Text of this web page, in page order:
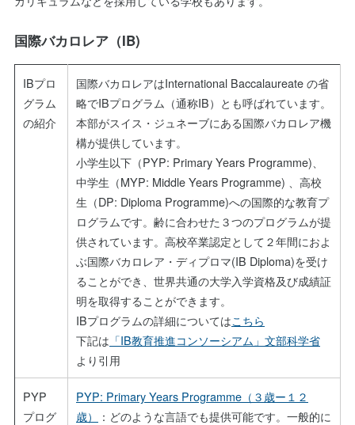
国際バカロレア（IB)
IBプロ
グラム
の紹介
国際バカロレアはInternational Baccalaureate の省
略でIBプログラム（通称IB）とも呼ばれています。
本部がスイス・ジュネーブにある国際バカロレア機
構が提供しています。
小学生以下（PYP: Primary Years Programme)、
中学生（MYP: Middle Years Programme) 、高校
生（DP: Diploma Programme)への国際的な教育プ
ログラムです。齢に合わせた３つのプログラムが提
供されています。高校卒業認定として２年間におよ
ぶ国際バカロレア・ディプロマ(IB Diploma)を受け
ることができ、世界共通の大学入学資格及び成績証
明を取得することができます。
IBプログラムの詳細についてはこちら
下記は 「IB教育推進コンソーシアム」文部科学省
より引用
PYP
プログ
PYP: Primary Years Programme（３歳ー１２
歳）
：どのような言語でも提供可能です。一般的に